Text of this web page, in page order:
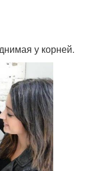
у корней.